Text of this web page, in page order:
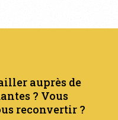
auprès de
? Vous
reconvertir ?